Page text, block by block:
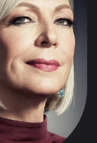
LAURÉAT
NOMMÉ